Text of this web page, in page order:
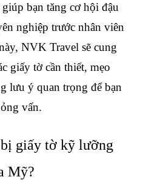
giúp bạn tăng cơ hội đậu
nghiệp trước nhân viên
NVK Travel sẽ cung
giấy tờ cần thiết, mẹo
lưu ý quan trọng để bạn
vấn.
giấy tờ kỹ lưỡng
Mỹ?